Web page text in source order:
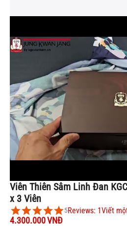
Viên Thiên Sâm Linh Đan
x 3 Viên
5Reviews: 1Viết
4.300.000VNĐ